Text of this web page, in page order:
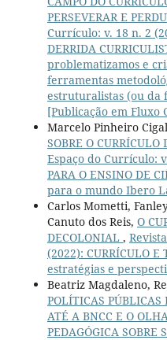
PERSEVERAR E
Currículo: v. 18 n. 2
DERRIDA
problematizamos e
ferramentas
estruturalistas (ou da
[Publicação em Fluxo
Marcelo Pinheiro
SOBRE O CURRÍCULO
Espaço do Currículo:
PARA O ENSINO DE
para o mundo Ibero
Carlos Mometti,
Canuto dos Reis, O
DECOLONIAL ,
(2022): CURRÍCULO E
estratégias e
Beatriz Magdaleno,
POLÍTICAS PÚBLICAS
ATÉ A BNCC E O
PEDAGÓGICA SOBRE